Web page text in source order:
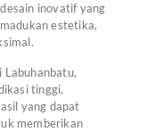
inovatif yang
estetika,
Labuhanbatu,
tinggi,
yang dapat
memberikan